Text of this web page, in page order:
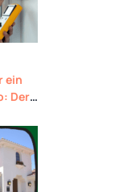
ein
Der